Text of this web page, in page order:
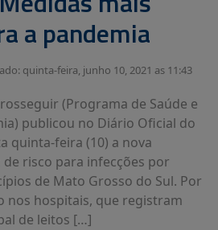
a pandemia
quinta-feira, junho 10, 2021 as 11:43
(Programa de Saúde e
publicou no Diário Oficial do
quinta-feira (10) a nova
risco para infecções por
de Mato Grosso do Sul. Por
nos hospitais, que registram
de leitos […]